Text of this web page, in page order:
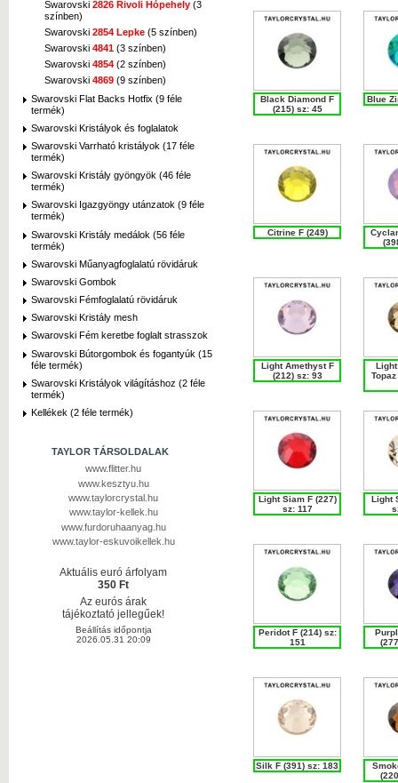
Swarovski 2826 Rivoli Hópehely (3
színben)
Swarovski 2854 Lepke (5 színben)
Swarovski 4841 (3 színben)
Swarovski 4854 (2 színben)
Swarovski 4869 (9 színben)
Swarovski Flat Backs Hotfix (9 féle
termék)
Swarovski Kristályok és foglalatok
Swarovski Varrható kristályok (17 féle
termék)
Swarovski Kristály gyöngyök (46 féle
termék)
Swarovski Igazgyöngy utánzatok (9 féle
termék)
Swarovski Kristály medálok (56 féle
termék)
Swarovski Műanyagfoglalatú rövidáruk
Swarovski Gombok
Swarovski Fémfoglalatú rövidáruk
Swarovski Kristály mesh
Swarovski Fém keretbe foglalt strasszok
Swarovski Bútorgombok és fogantyúk (15
féle termék)
Swarovski Kristályok világításhoz (2 féle
termék)
Kellékek (2 féle termék)
TAYLOR TÁRSOLDALAK
www.flitter.hu
www.kesztyu.hu
www.taylorcrystal.hu
www.taylor-kellek.hu
www.furdoruhaanyag.hu
www.taylor-eskuvoikellek.hu
Aktuális euró árfolyam
350 Ft
Az eurós árak
tájékoztató jellegűek!
Beállítás időpontja
2026.05.31 20:09
Black Diamond F
(215) sz: 45
Blue
Citrine F (249)
Light Amethyst F
(212) sz: 93
Light Siam F (227)
sz: 117
Light
Peridot F (214) sz:
151
Silk F (391) sz: 183